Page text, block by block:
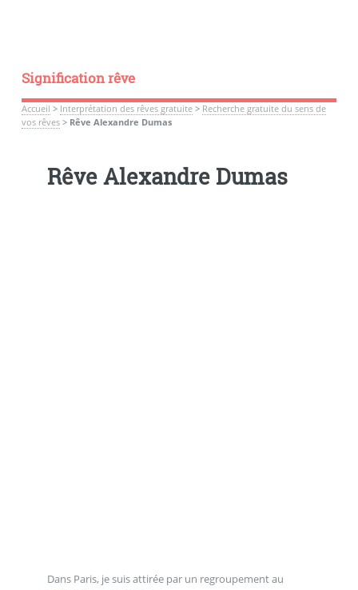
Signification rêve
Accueil > Interprétation des rêves gratuite> Recherche gratuite du sens de
vos rêves> Rêve Alexandre Dumas
Rêve Alexandre Dumas
Dans Paris, je suis attirée par un regroupement au